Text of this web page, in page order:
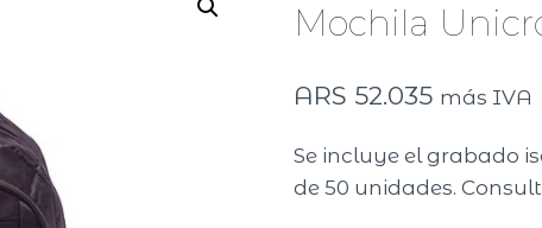
Mochila
ARS 52.035 más IVA
Se incluye el grabado
de 50 unidades.